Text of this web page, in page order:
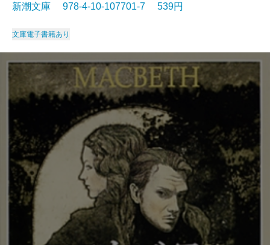
新潮文庫 978-4-10-107701-7 539円
文庫電子書籍あり